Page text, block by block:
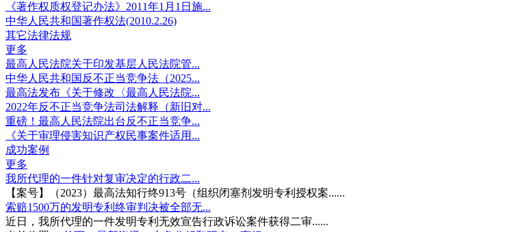
《著作权质权登记办法》2011年1月1日施...
中华人民共和国著作权法(2010.2.26)
其它法律法规
更多
最高人民法院关于印发基层人民法院管...
中华人民共和国反不正当竞争法（2025...
最高法发布《关于修改〈最高人民法院...
2022年反不正当竞争法司法解释（新旧对...
重磅！最高人民法院出台反不正当竞争...
《关于审理侵害知识产权民事案件适用...
成功案例
更多
我所代理的一件针对复审决定的行政二...
【案号】（2023）最高法知行终913号（组织闭塞剂发明专利授权案......
索赔1500万的发明专利终审判决被全部无...
近日，我所代理的一件发明专利无效宣告行政诉讼案件获得二审......